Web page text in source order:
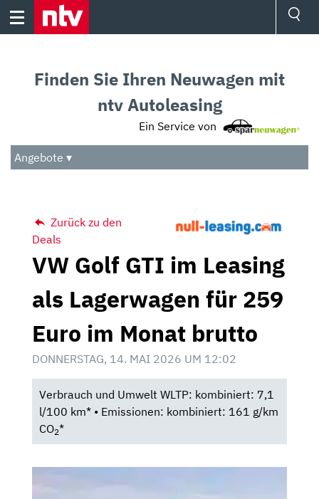
Skip
Audio
Das Beste
Finden Sie Ihren Neuwagen mit
ntv Autoleasing
Ein Service von
Angebote ▾
Zurück zu den
Deals
VW Golf GTI im Leasing
als Lagerwagen für 259
Euro im Monat brutto
DONNERSTAG, 14. MAI 2026 UM 12:02
Verbrauch und Umwelt WLTP: kombiniert: 7,1
l/100 km* • Emissionen: kombiniert: 161 g/km
CO2*